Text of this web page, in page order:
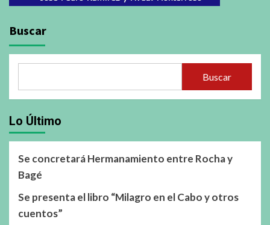
Buscar
Buscar
Lo Último
Se concretará Hermanamiento entre Rocha y
Bagé
Se presenta el libro “Milagro en el Cabo y otros
cuentos”